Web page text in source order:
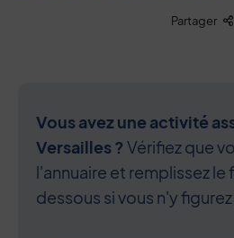
Partager
Vous avez une activité
Versailles ? Vérifiez que
l'annuaire et remplissez le
dessous si vous n'y